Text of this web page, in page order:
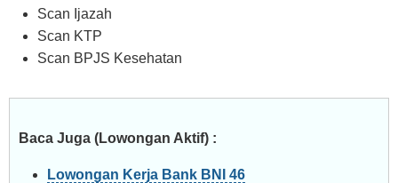
Scan Ijazah
Scan KTP
Scan BPJS Kesehatan
Baca Juga (Lowongan Aktif) :
Lowongan Kerja Bank BNI 46